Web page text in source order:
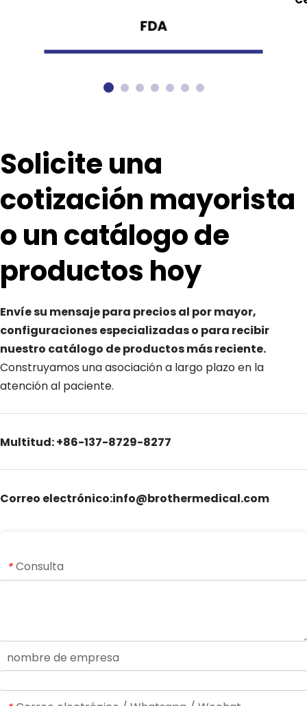
FDA
Solicite una
cotización mayorista
o un catálogo de
productos hoy
Envíe su mensaje para precios al por mayor,
configuraciones especializadas o para recibir
Construyamos una asociación a largo plazo en la
atención al paciente.
Multitud: +86-137-8729-8277
Correo electrónico:info@brothermedical.com
* Consulta
nombre de empresa